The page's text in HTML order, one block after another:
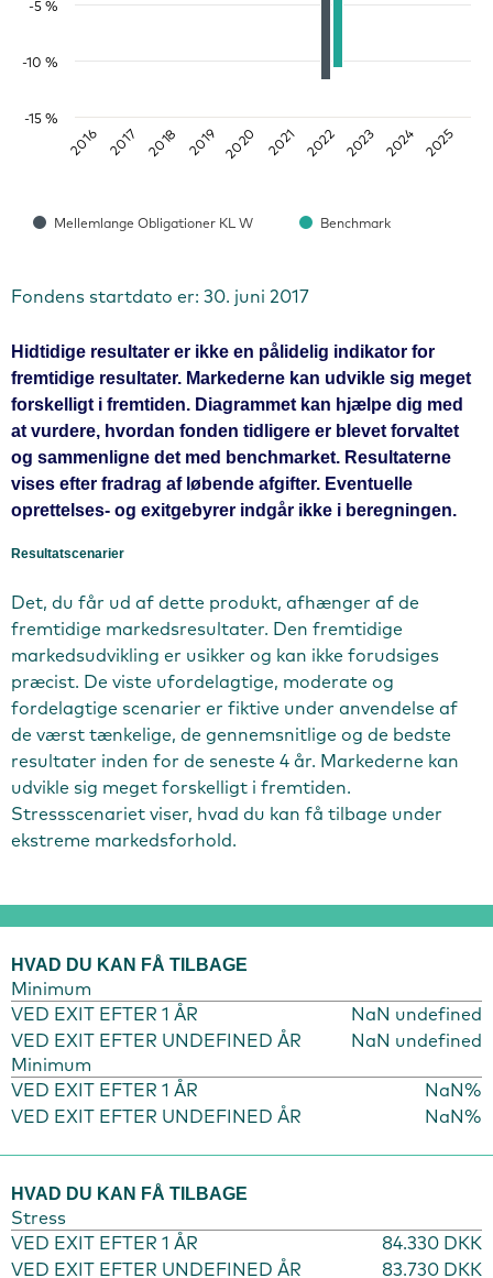
Mellemlange Obligationer KL W Benchmark
2016 2017 2018 2019 2020 2021 2022 2023 2024 2025
-15 %
-10 %
-5 %
Fondens startdato er: 30. juni 2017
Hidtidige resultater er ikke en pålidelig indikator for
fremtidige resultater. Markederne kan udvikle sig meget
forskelligt i fremtiden. Diagrammet kan hjælpe dig med
at vurdere, hvordan fonden tidligere er blevet forvaltet
og sammenligne det med benchmarket. Resultaterne
vises efter fradrag af løbende afgifter. Eventuelle
oprettelses- og exitgebyrer indgår ikke i beregningen.
Resultatscenarier
Det, du får ud af dette produkt, afhænger af de
fremtidige markedsresultater. Den fremtidige
markedsudvikling er usikker og kan ikke forudsiges
præcist. De viste ufordelagtige, moderate og
fordelagtige scenarier er fiktive under anvendelse af
de værst tænkelige, de gennemsnitlige og de bedste
resultater inden for de seneste 4 år. Markederne kan
udvikle sig meget forskelligt i fremtiden.
Stressscenariet viser, hvad du kan få tilbage under
ekstreme markedsforhold.
HVAD DU KAN FÅ TILBAGE
Minimum
VED EXIT EFTER 1 ÅR
NaN undefined
VED EXIT EFTER UNDEFINED ÅR
NaN undefined
Minimum
VED EXIT EFTER 1 ÅR
NaN%
VED EXIT EFTER UNDEFINED ÅR
NaN%
HVAD DU KAN FÅ TILBAGE
Stress
VED EXIT EFTER 1 ÅR
84.330 DKK
VED EXIT EFTER UNDEFINED ÅR
83.730 DKK